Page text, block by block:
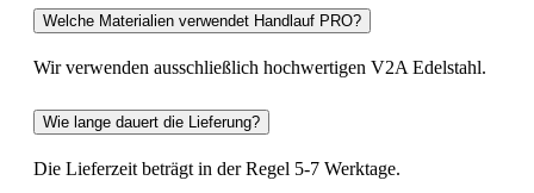
Welche Materialien verwendet Handlauf PRO?
Wir verwenden ausschließlich hochwertigen V2A Edelstahl.
Wie lange dauert die Lieferung?
Die Lieferzeit beträgt in der Regel 5-7 Werktage.